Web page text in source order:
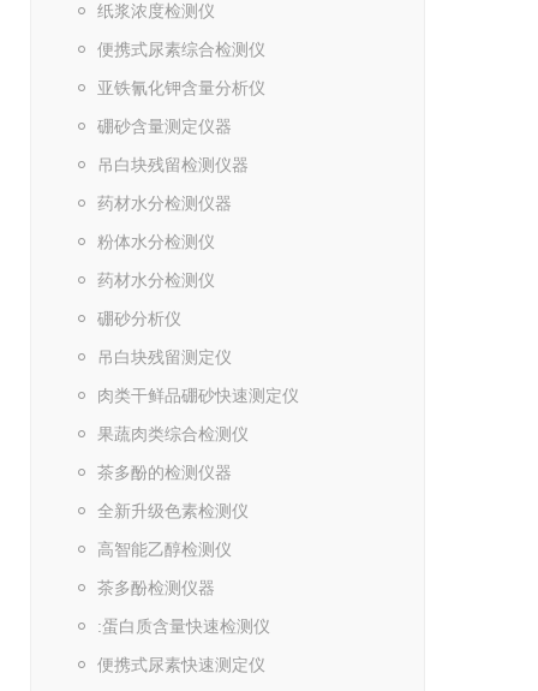
纸浆浓度检测仪
便携式尿素综合检测仪
亚铁氰化钾含量分析仪
硼砂含量测定仪器
吊白块残留检测仪器
药材水分检测仪器
粉体水分检测仪
药材水分检测仪
硼砂分析仪
吊白块残留测定仪
肉类干鲜品硼砂快速测定仪
果蔬肉类综合检测仪
茶多酚的检测仪器
全新升级色素检测仪
高智能乙醇检测仪
茶多酚检测仪器
:蛋白质含量快速检测仪
便携式尿素快速测定仪